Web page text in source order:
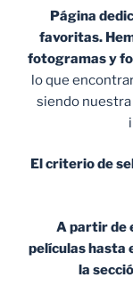
Página
favoritas.
fotogramas y
lo que
siendo
El criterio de
A partir de
películas hasta
la